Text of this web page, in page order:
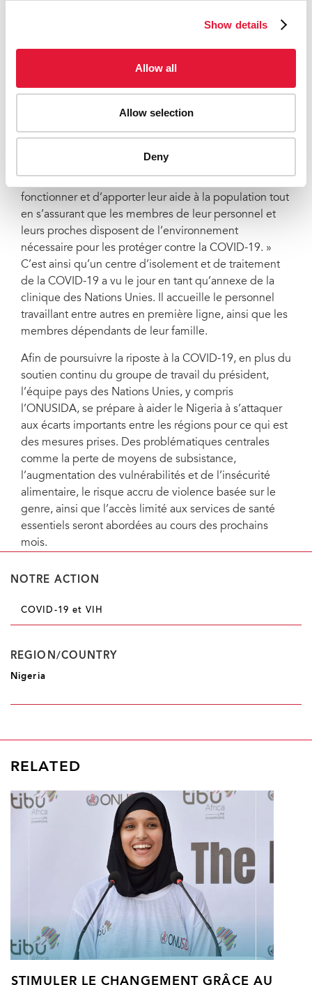
Show details
Allow all
Allow selection
Deny
commencé à impliquer les quelque 100 000
professionnel-les de santé et bénévoles dans les
de la société, le traçage des contacts et les soins à
domicile.
La COVID-19 est loin d’être éradiquée dans le pays
alors que le nombre de cas augmente
des Nations Unies. Toutefois, comme l’a indiqué M.
fonctionner et d’apporter leur aide à la population tout
en s’assurant que les membres de leur personnel et
leurs proches disposent de l’environnement
nécessaire pour les protéger contre la COVID-19. »
C’est ainsi qu’un centre d’isolement et de traitement
de la COVID-19 a vu le jour en tant qu’annexe de la
clinique des Nations Unies. Il accueille le personnel
travaillant entre autres en première ligne, ainsi que les
membres dépendants de leur famille.
Afin de poursuivre la riposte à la COVID-19, en plus du
soutien continu du groupe de travail du président,
l’équipe pays des Nations Unies, y compris
l’ONUSIDA, se prépare à aider le Nigeria à s’attaquer
aux écarts importants entre les régions pour ce qui est
des mesures prises. Des problématiques centrales
comme la perte de moyens de subsistance,
l’augmentation des vulnérabilités et de l’insécurité
alimentaire, le risque accru de violence basée sur le
genre, ainsi que l’accès limité aux services de santé
essentiels seront abordées au cours des prochains
mois.
NOTRE ACTION
COVID-19 et VIH
REGION/COUNTRY
Nigeria
RELATED
STIMULER LE CHANGEMENT GRÂCE AU